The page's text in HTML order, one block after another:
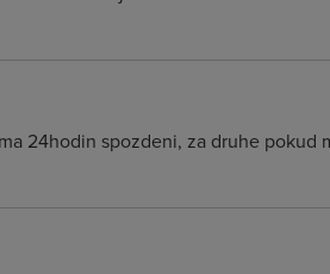
24hodin spozdeni, za druhe pokud